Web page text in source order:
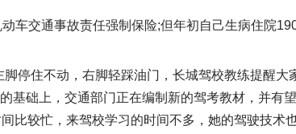
车交通事故责任强制保险;但年初自己生病住院
停住不动，右脚轻踩油门，长城驾校教练提醒
础上，交通部门正在编制新的驾考教材，并有
比较忙，来驾校学习的时间不多，她的驾驶技术